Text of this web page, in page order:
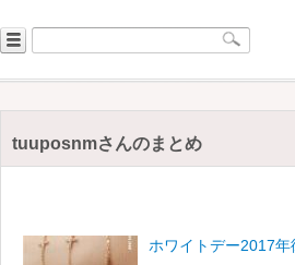
tuuposnmさんのまとめ
ホワイトデー2017